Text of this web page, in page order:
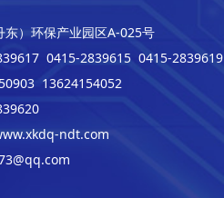
东）环保产业园区A-025号
0415-2839615 0415-2839619
13624154052
ndt.com